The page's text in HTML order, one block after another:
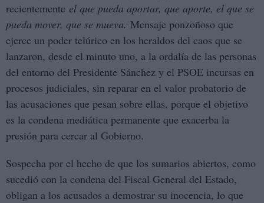
recientemente el que pueda aportar, que aporte, el que se
pueda mover, que se mueva. Mensaje ponzoñoso que
ejerce un poder telúrico en los heraldos del caos que se
lanzaron, desde el minuto uno, a la ordalía de las personas
del entorno del Presidente Sánchez y el PSOE incursas en
procesos judiciales, sin reparar en el valor probatorio de
las acusaciones que pesan sobre ellas, porque el objetivo
es la condena mediática permanente que exacerba la
presión para cercar al Gobierno.
Sospecha por el hecho de que los sumarios abiertos, como
sucedió con la condena del Fiscal General del Estado,
obligan a los acusados a demostrar su inocencia, lo que